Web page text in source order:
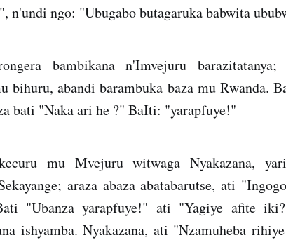
n'undi ngo: "Ubugabo butagaruka babwita
bambikana n'Imvejuru barazitatanya;
bihuru, abandi barambuka baza mu Rwanda.
bati "Naka ari he ?" BaIti: "yarapfuye!"
mu Mvejuru witwaga Nyakazana,
araza abaza abatabarutse, ati
"Ubanza yarapfuye!" ati "Yagiye afite
ishyamba. Nyakazana, ati "Nzamuheba